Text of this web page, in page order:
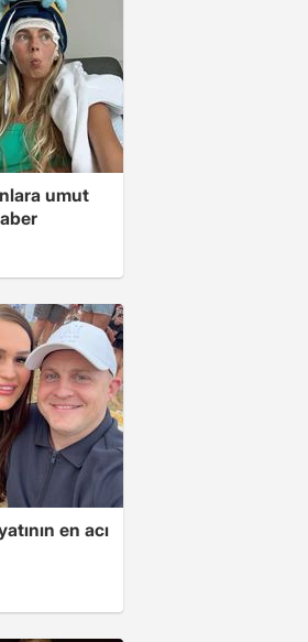
umut
en acı